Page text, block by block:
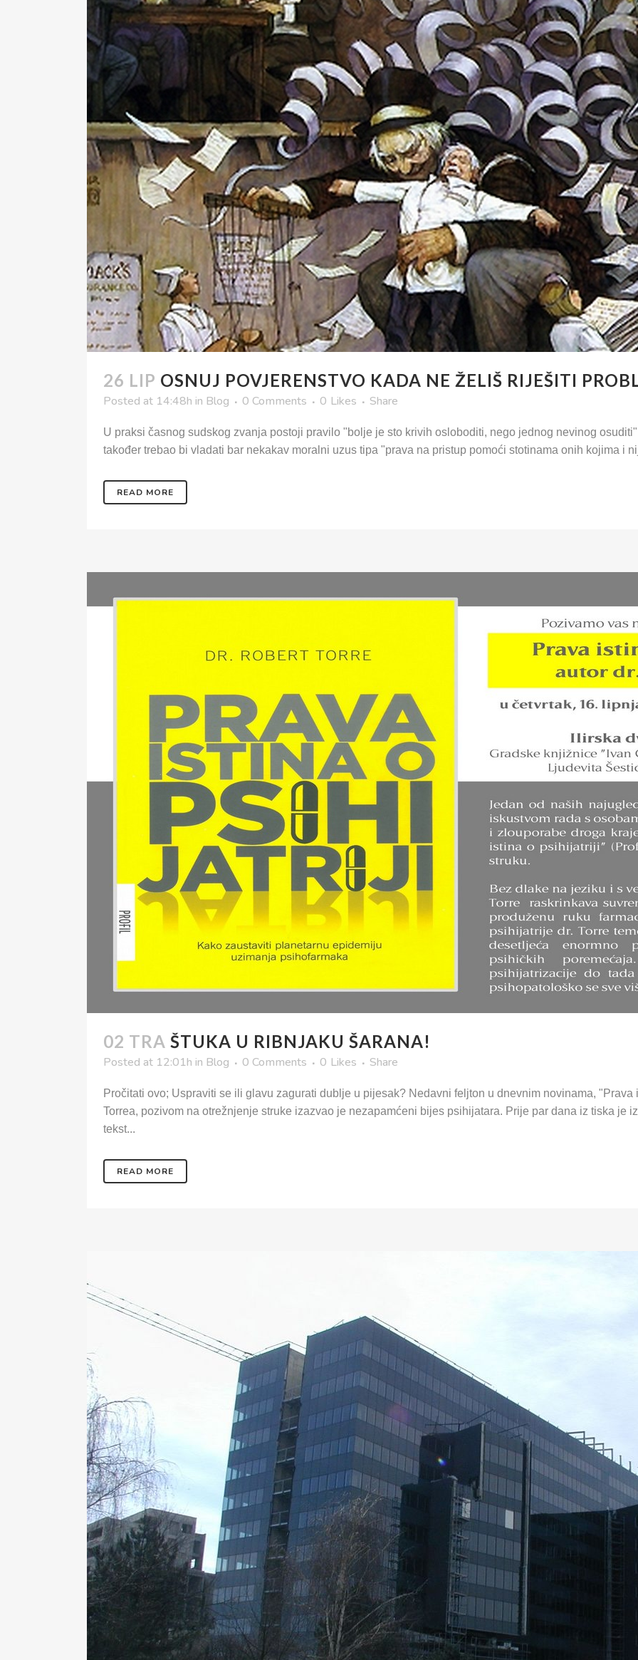
26 LIP OSNUJ POVJERENSTVO KADA NE ŽELIŠ RIJEŠITI
Posted at 14:48h in Blog 0 Comments 0 Likes Share
U praksi časnog sudskog zvanja postoji pravilo "bolje je sto krivih osloboditi, nego jednog nevinog
također trebao bi vladati bar nekakav moralni uzus tipa "prava na pristup pomoći stotinama onih kojima i
READ MORE
02 TRA ŠTUKA U RIBNJAKU ŠARANA!
Posted at 12:01h in Blog 0 Comments 0 Likes Share
Pročitati ovo; Uspraviti se ili glavu zagurati dublje u pijesak? Nedavni feljton u dnevnim novinama,
Torrea, pozivom na otrežnjenje struke izazvao je nezapamćeni bijes psihijatara. Prije par dana iz tiska je
tekst...
READ MORE